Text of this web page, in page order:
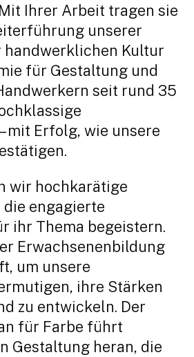
Ihrer Arbeit tragen sie
unserer
handwerklichen Kultur
für Gestaltung und
seit rund 35
mit Erfolg, wie unsere
wir hochkarätige
die engagierte
ihr Thema begeistern.
Erwachsenenbildung
um unsere
ihre Stärken
zu entwickeln. Der
für Farbe führt
Gestaltung heran, die